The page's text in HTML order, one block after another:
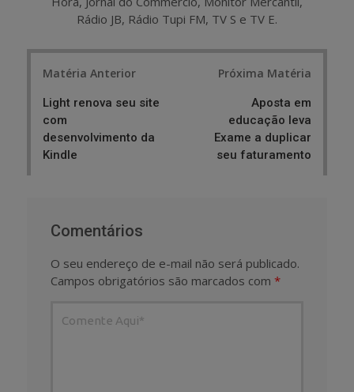
Rádio JB, Rádio Tupi FM, TV S e TV E.
Matéria Anterior
Light renova seu site
com
desenvolvimento da
Kindle
Próxima Matéria
Aposta em
educação leva
Exame a duplicar
seu faturamento
Comentários
O seu endereço de e-mail não será publicado.
Campos obrigatórios são marcados com *